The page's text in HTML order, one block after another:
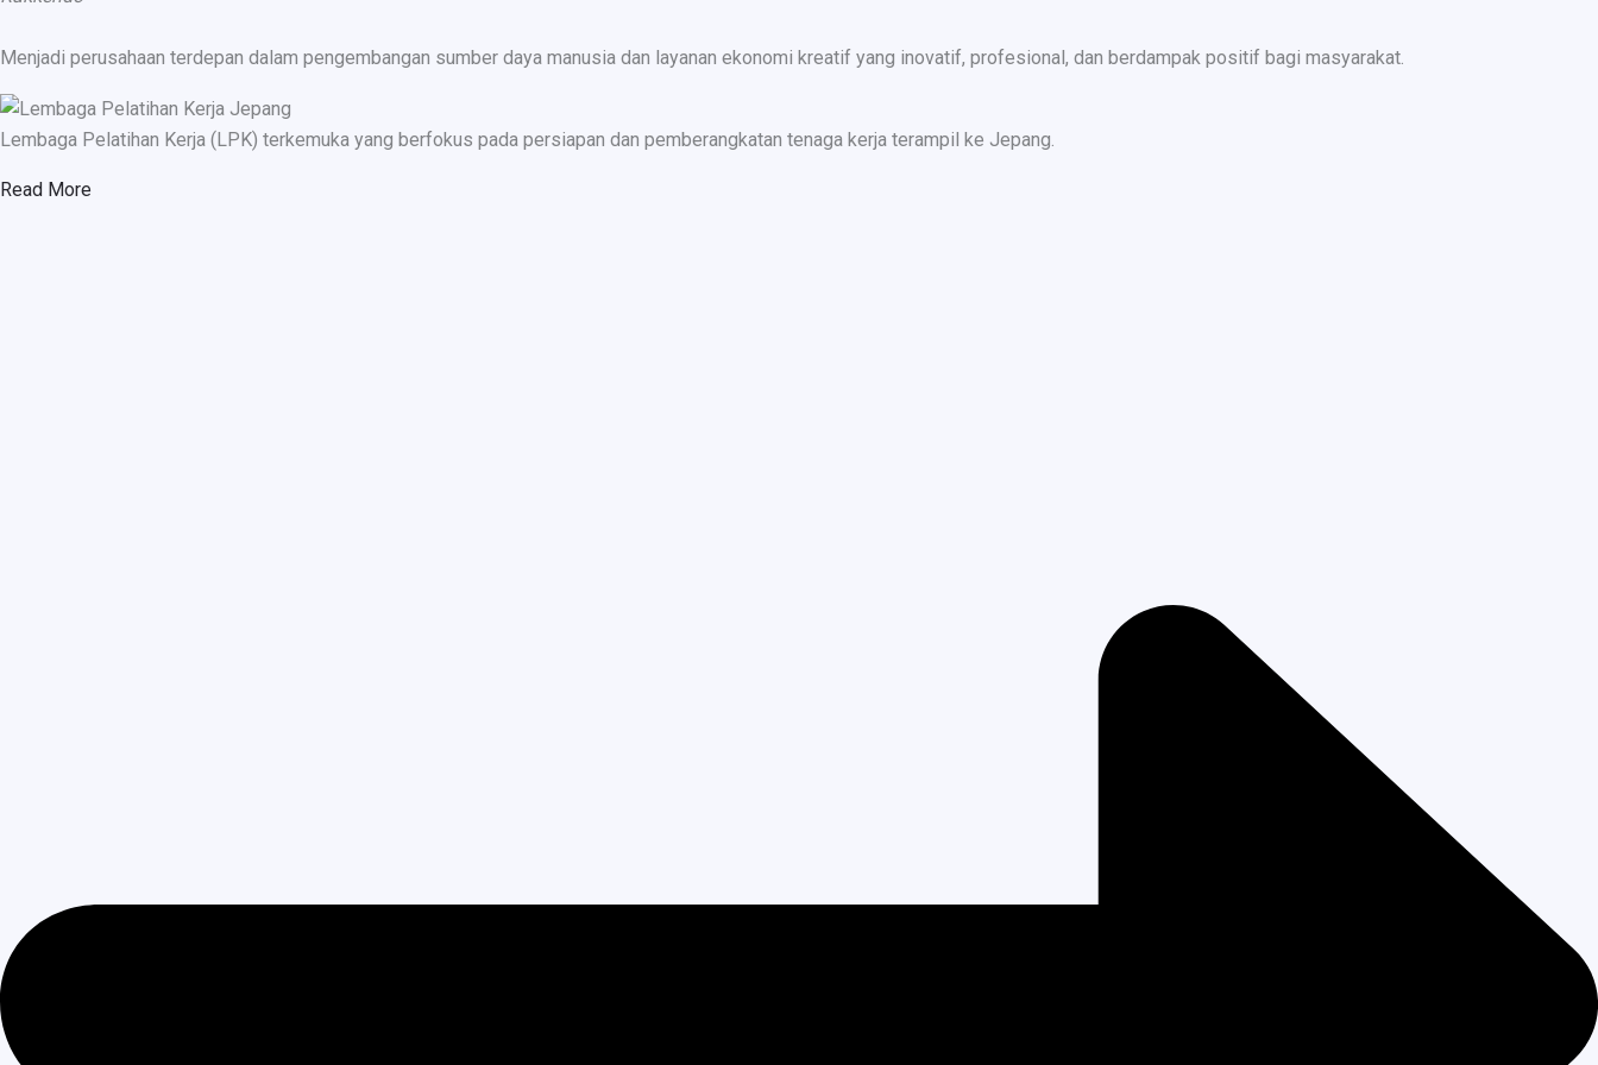
Menjadi perusahaan terdepan dalam pengembangan sumber daya manusia dan layanan ekonomi kreatif yang inovatif, profesional, dan berdampak positif bagi masyarakat.
Lembaga Pelatihan Kerja (LPK) terkemuka yang berfokus pada persiapan dan pemberangkatan tenaga kerja terampil ke Jepang.
Read More